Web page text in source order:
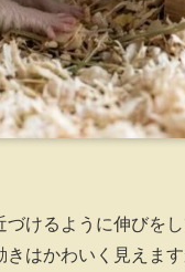
けるように伸びを
はかわいく見えま